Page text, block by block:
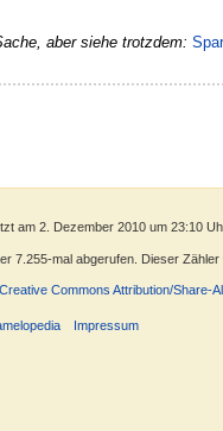
aber siehe trotzdem:
am 2. Dezember 2010 um 23:10
7.255-mal abgerufen. Dieser
„Creative Commons Attribution/Share-
Impressum